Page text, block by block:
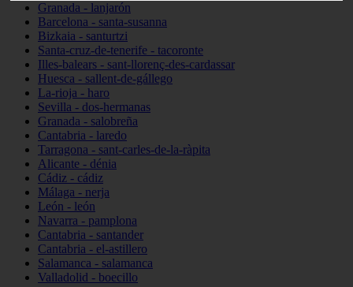
Granada - lanjarón
Barcelona - santa-susanna
Bizkaia - santurtzi
Santa-cruz-de-tenerife - tacoronte
Illes-balears - sant-llorenç-des-cardassar
Huesca - sallent-de-gállego
La-rioja - haro
Sevilla - dos-hermanas
Granada - salobreña
Cantabria - laredo
Tarragona - sant-carles-de-la-ràpita
Alicante - dénia
Cádiz - cádiz
Málaga - nerja
León - león
Navarra - pamplona
Cantabria - santander
Cantabria - el-astillero
Salamanca - salamanca
Valladolid - boecillo